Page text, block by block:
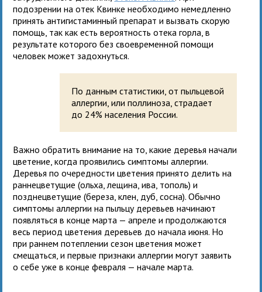
подозрении на отек Квинке необходимо немедленно
принять антигистаминный препарат и вызвать скорую
помощь, так как есть вероятность отека горла, в
результате которого без своевременной помощи
человек может задохнуться.
По данным статистики, от пыльцевой
аллергии, или поллиноза, страдает
до 24% населения России.
Важно обратить внимание на то, какие деревья начали
цветение, когда проявились симптомы аллергии.
Деревья по очередности цветения принято делить на
раннецветущие (ольха, лещина, ива, тополь) и
позднецветущие (береза, клен, дуб, сосна). Обычно
симптомы аллергии на пыльцу деревьев начинают
появляться в конце марта — апреле и продолжаются
весь период цветения деревьев до начала июня. Но
при раннем потеплении сезон цветения может
смещаться, и первые признаки аллергии могут заявить
о себе уже в конце февраля — начале марта.